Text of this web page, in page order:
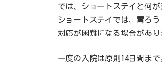
では、ショートステイと何が
ショートステイでは、胃ろ
対応が困難になる場合があ
一度の入院は原則14日間まで